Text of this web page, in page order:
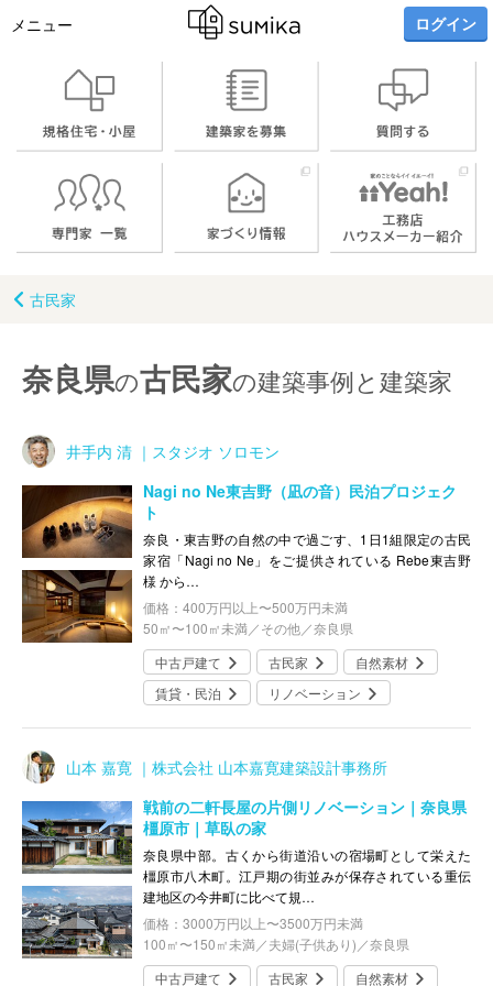
メニュー ログイン
古民家
奈良県の古民家の建築事例と建築家
井手内 清 ｜スタジオ ソロモン
Nagi no Ne東吉野（凪の音）民泊プロジェク
ト
奈良・東吉野の自然の中で過ごす、1日1組限定の古民
家宿「Nagi no Ne」をご提供されている Rebe東吉野
様 から…
価格：400万円以上〜500万円未満
50㎡〜100㎡未満／その他／奈良県
中古戸建て
古民家
自然素材
賃貸・民泊
リノベーション
山本 嘉寛 ｜株式会社 山本嘉寛建築設計事務所
戦前の二軒長屋の片側リノベーション｜奈良県
橿原市｜草臥の家
奈良県中部。古くから街道沿いの宿場町として栄えた
橿原市八木町。江戸期の街並みが保存されている重伝
建地区の今井町に比べて規…
価格：3000万円以上〜3500万円未満
100㎡〜150㎡未満／夫婦(子供あり)／奈良県
中古戸建て
古民家 自然素材